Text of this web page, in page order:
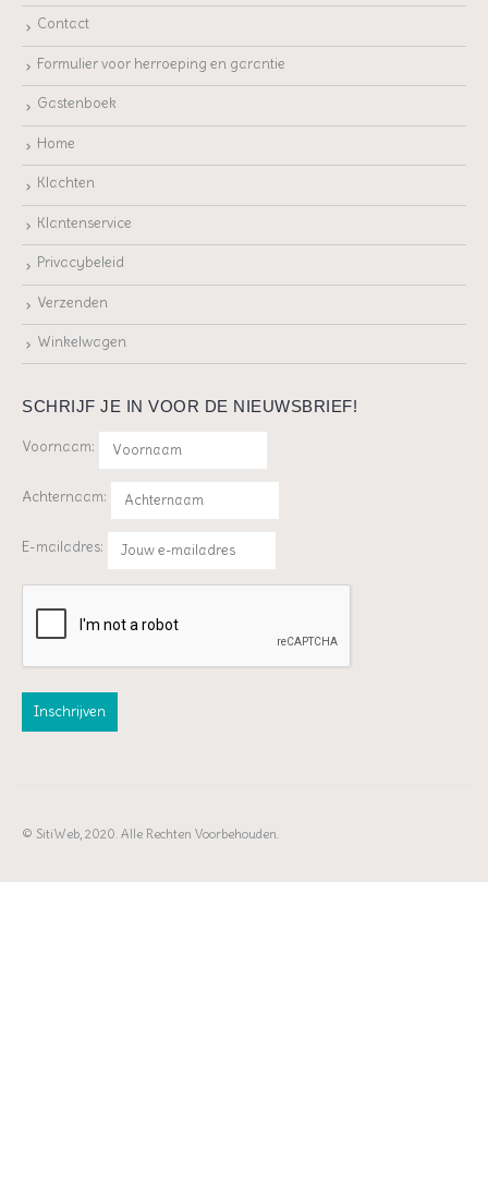
Contact
Formulier voor herroeping en garantie
Gastenboek
Home
Klachten
Klantenservice
Privacybeleid
Verzenden
Winkelwagen
SCHRIJF JE IN VOOR DE NIEUWSBRIEF!
Voornaam:
Achternaam:
E-mailadres:
© SitiWeb, 2020. Alle Rechten Voorbehouden.